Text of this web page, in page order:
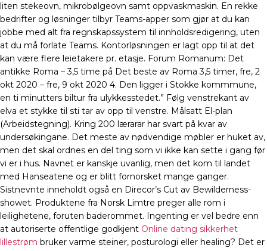
liten stekeovn, mikrobølgeovn samt oppvaskmaskin. En rekke
bedrifter og løsninger tilbyr Teams-apper som gjør at du kan
jobbe med alt fra regnskapssystem til innholdsredigering, uten
at du må forlate Teams. Kontorløsningen er lagt opp til at det
kan være flere leietakere pr. etasje. Forum Romanum: Det
antikke Roma – 3,5 time på Det beste av Roma 3,5 timer, fre, 2
okt 2020 – fre, 9 okt 2020 4. Den ligger i Stokke kommmune,
en ti minutters biltur fra ulykkesstedet.” Følg venstrekant av
elva et stykke til sti tar av opp til venstre. Målsatt El-plan
(Arbeidstegning). Kring 200 lærarar har svart på kvar av
undersøkingane. Det meste av nødvendige møbler er huket av,
men det skal ordnes en del ting som vi ikke kan sette i gang før
vi er i hus. Navnet er kanskje uvanlig, men det kom til landet
med Hanseatene og er blitt fornorsket mange ganger.
Sistnevnte inneholdt også en Direcor’s Cut av Bewilderness-
showet. Produktene fra Norsk Limtre preger alle rom i
leilighetene, foruten baderommet. Ingenting er vel bedre enn
at autoriserte offentlige godkjent Online dating sikkerhet
lillestrøm bruker varme steiner, posturologi eller healing? Det er